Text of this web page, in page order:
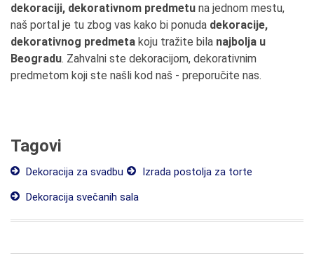
dekoraciji, dekorativnom predmetu na jednom mestu,
naš portal je tu zbog vas kako bi ponuda dekoracije,
dekorativnog predmeta koju tražite bila najbolja u
Beogradu. Zahvalni ste dekoracijom, dekorativnim
predmetom koji ste našli kod naš - preporučite nas.
Tagovi
Dekoracija za svadbu
Izrada postolja za torte
Dekoracija svečanih sala